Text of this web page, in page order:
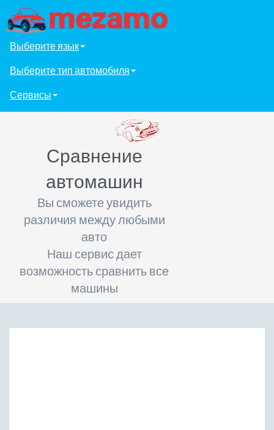
Выберите язык
Выберите тип автомобиля
Сервисы
Сравнение
автомашин
Вы сможете увидить
различия между любыми
авто
Наш сервис дает
возможность сравнить все
машины